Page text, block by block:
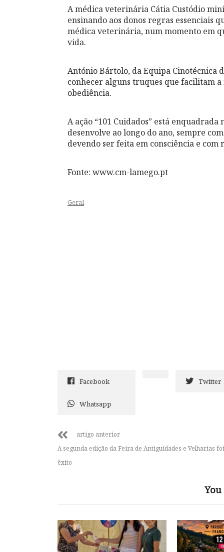
A médica veterinária Cátia Custódio
ensinando aos donos regras essenciais
médica veterinária, num momento em
vida.
António Bártolo, da Equipa Cinotécnica
conhecer alguns truques que facilitam
obediência.
A ação “101 Cuidados” está
desenvolve ao longo do ano, sempre
devendo ser feita em consciência e com
Fonte: www.cm-lamego.pt
Geral
Facebook Twitter
Whatsapp
artigo anterior
A segunda edição da Feira de Antiguidades e Velharias
êxito